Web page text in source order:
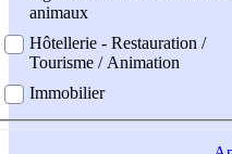
animaux
Hôtellerie - Restauration /
Tourisme / Animation
Immobilier